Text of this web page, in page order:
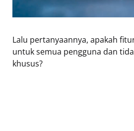
Lalu pertanyaannya, apakah
untuk semua pengguna dan
khusus?